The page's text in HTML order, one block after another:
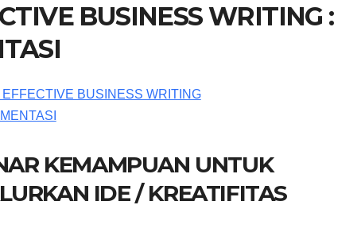
BUSINESS WRITING :
KEMAMPUAN UNTUK
IDE / KREATIFITAS